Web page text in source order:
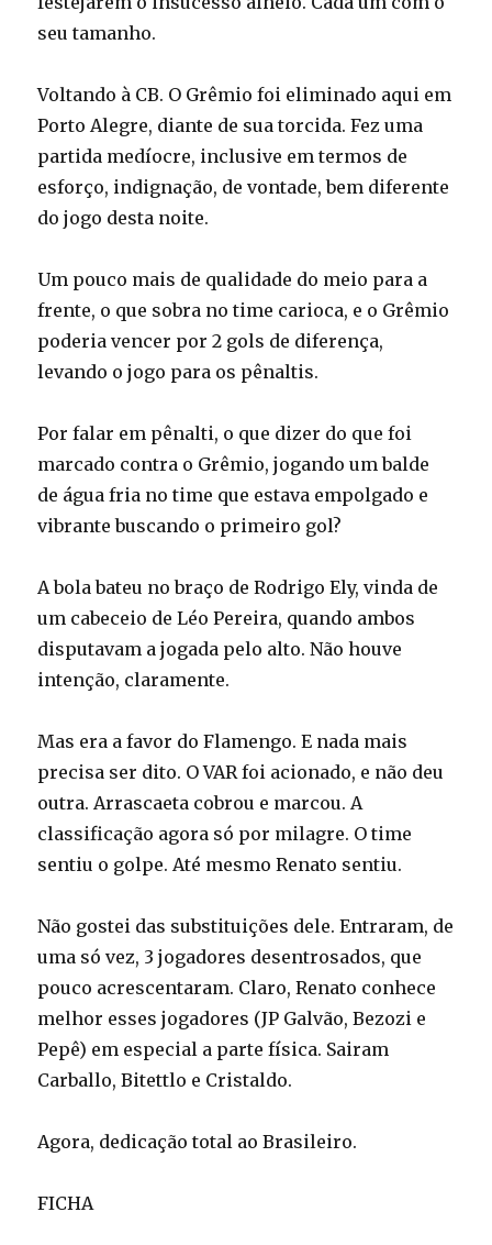
seu tamanho.
Voltando à CB. O Grêmio foi eliminado aqui em
Porto Alegre, diante de sua torcida. Fez uma
partida medíocre, inclusive em termos de
esforço, indignação, de vontade, bem diferente
do jogo desta noite.
Um pouco mais de qualidade do meio para a
frente, o que sobra no time carioca, e o Grêmio
poderia vencer por 2 gols de diferença,
levando o jogo para os pênaltis.
Por falar em pênalti, o que dizer do que foi
marcado contra o Grêmio, jogando um balde
de água fria no time que estava empolgado e
vibrante buscando o primeiro gol?
A bola bateu no braço de Rodrigo Ely, vinda de
um cabeceio de Léo Pereira, quando ambos
disputavam a jogada pelo alto. Não houve
intenção, claramente.
Mas era a favor do Flamengo. E nada mais
precisa ser dito. O VAR foi acionado, e não deu
outra. Arrascaeta cobrou e marcou. A
classificação agora só por milagre. O time
sentiu o golpe. Até mesmo Renato sentiu.
Não gostei das substituições dele. Entraram, de
uma só vez, 3 jogadores desentrosados, que
pouco acrescentaram. Claro, Renato conhece
melhor esses jogadores (JP Galvão, Bezozi e
Pepê) em especial a parte física. Sairam
Carballo, Bitettlo e Cristaldo.
Agora, dedicação total ao Brasileiro.
FICHA